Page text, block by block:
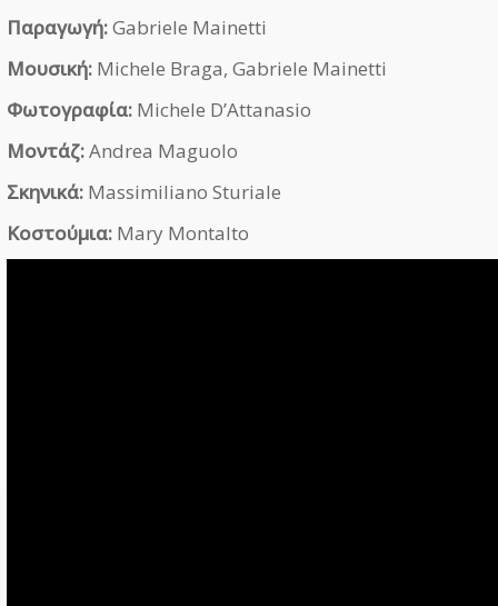
Παραγωγή:Gabriele Mainetti
Μουσική: Michele Braga, Gabriele Mainetti
Φωτογραφία: Michele D’Attanasio
Μοντάζ:Andrea Maguolo
Σκηνικά: Massimiliano Sturiale
Κοστούμια: Mary Montalto